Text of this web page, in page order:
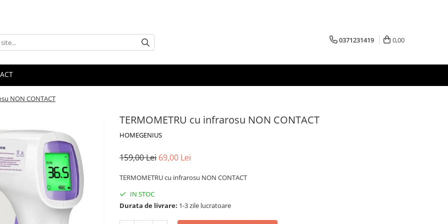
0371231419 0,00
NON CONTACT
TERMOMETRU cu infrarosu NON CONTACT
HOMEGENIUS
159,00 Lei 69,00 Lei
TERMOMETRU cu infrarosu NON CONTACT
IN STOC
Durata de livrare: 1-3 zile lucratoare